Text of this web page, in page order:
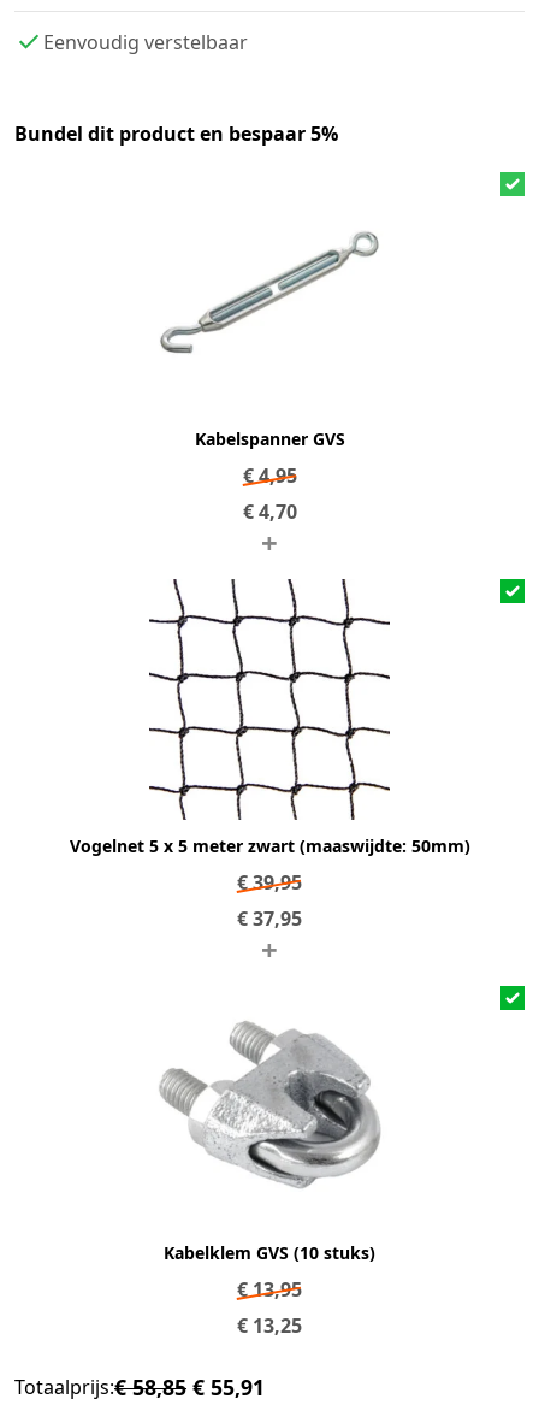
Eenvoudig verstelbaar
Bundel dit product en bespaar 5%
Kabelspanner GVS
€4,95
€4,70
+
Vogelnet 5 x 5 meter zwart (maaswijdte: 50mm)
€39,95
€37,95
+
Kabelklem GVS (10 stuks)
€13,95
€ 13,25
Totaalprijs:€ 58,85 € 55,91